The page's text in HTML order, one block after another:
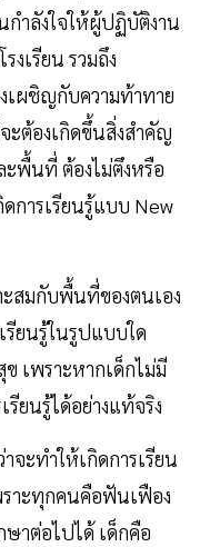
ำลังใจให้ผู้ปฏิบัติงาน
เรียน รวมถึง
เผชิญกับความท้าทาย
ะต้องเกิดขึ้นสิ่งสำคัญ
พื้นที่ ต้องไม่ตึงหรือ
การเรียนรู้แบบ New
สมกับพื้นที่ของตนเอง
รียนรู้ในรูปแบบใด
เพราะหากเด็กไม่มี
รียนรู้ได้อย่างแท้จริง
จะทำให้เกิดการเรียน
ราะทุกคนคือฟันเฟือง
าต่อไปได้ เด็กคือ